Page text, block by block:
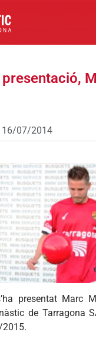
16/07/2014
presentat Marc
de Tarragona